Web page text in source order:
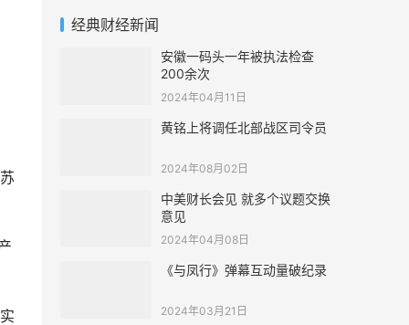
经典财经新闻
安徽一码头一年被执法检查
200余次
2024年04月11日
黄铭上将调任北部战区司令员
2024年08月02日
中美财长会见 就多个议题交换
意见
2024年04月08日
《与凤行》弹幕互动量破纪录
2024年03月21日